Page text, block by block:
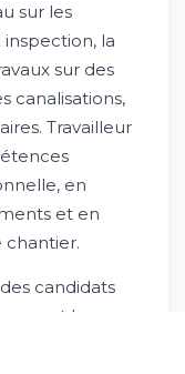
sur les
inspection, la
sur des
canalisations,
Travailleur
en
et en
chantier.
candidats
et la
et que